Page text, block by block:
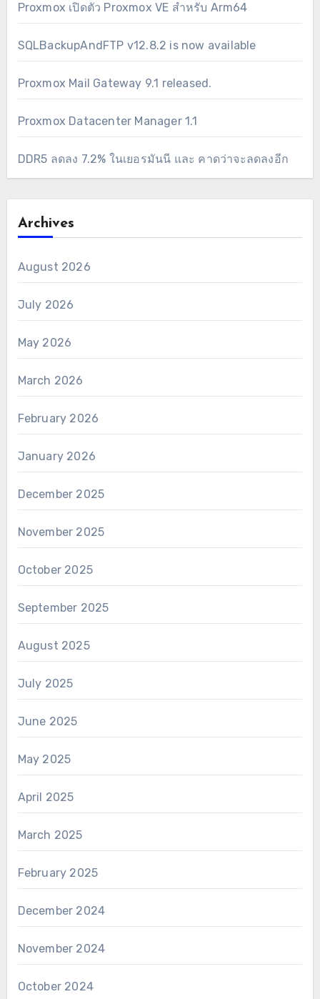
Proxmox เปิดตัว Proxmox VE สำหรับ Arm64
SQLBackupAndFTP v12.8.2 is now available
Proxmox Mail Gateway 9.1 released.
Proxmox Datacenter Manager 1.1
DDR5 ลดลง 7.2% ในเยอรมันนี และ คาดว่าจะลดลงอีก
Archives
August 2026
July 2026
May 2026
March 2026
February 2026
January 2026
December 2025
November 2025
October 2025
September 2025
August 2025
July 2025
June 2025
May 2025
April 2025
March 2025
February 2025
December 2024
November 2024
October 2024